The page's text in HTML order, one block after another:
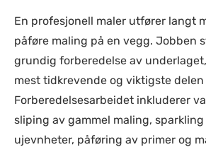
En profesjonell maler utfører langt
påføre maling på en vegg. Jobben
grundig forberedelse av
mest tidkrevende og viktigste
Forberedelsesarbeidet inkluderer
sliping av gammel maling,
ujevnheter, påføring av primer og